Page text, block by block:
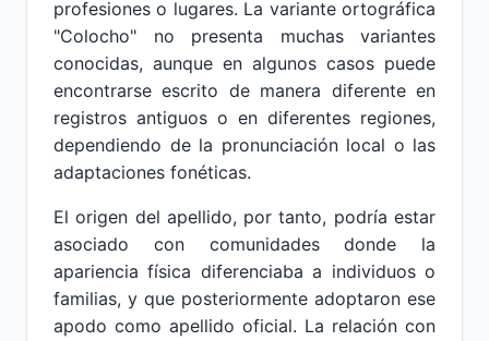
profesiones o lugares. La variante ortográfica
"Colocho" no presenta muchas variantes
conocidas, aunque en algunos casos puede
encontrarse escrito de manera diferente en
registros antiguos o en diferentes regiones,
dependiendo de la pronunciación local o las
adaptaciones fonéticas.
El origen del apellido, por tanto, podría estar
asociado con comunidades donde la
apariencia física diferenciaba a individuos o
familias, y que posteriormente adoptaron ese
apodo como apellido oficial. La relación con